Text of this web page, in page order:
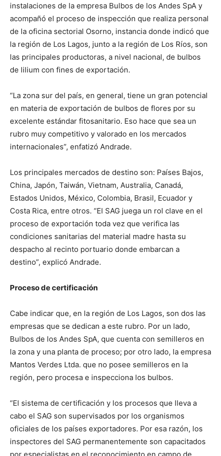
instalaciones de la empresa Bulbos de los Andes SpA y
acompañó el proceso de inspección que realiza personal
de la oficina sectorial Osorno, instancia donde indicó que
la región de Los Lagos, junto a la región de Los Ríos, son
las principales productoras, a nivel nacional, de bulbos
de lilium con fines de exportación.
“La zona sur del país, en general, tiene un gran potencial
en materia de exportación de bulbos de flores por su
excelente estándar fitosanitario. Eso hace que sea un
rubro muy competitivo y valorado en los mercados
internacionales”, enfatizó Andrade.
Los principales mercados de destino son: Países Bajos,
China, Japón, Taiwán, Vietnam, Australia, Canadá,
Estados Unidos, México, Colombia, Brasil, Ecuador y
Costa Rica, entre otros. “El SAG juega un rol clave en el
proceso de exportación toda vez que verifica las
condiciones sanitarias del material madre hasta su
despacho al recinto portuario donde embarcan a
destino”, explicó Andrade.
Proceso de certificación
Cabe indicar que, en la región de Los Lagos, son dos las
empresas que se dedican a este rubro. Por un lado,
Bulbos de los Andes SpA, que cuenta con semilleros en
la zona y una planta de proceso; por otro lado, la empresa
Mantos Verdes Ltda. que no posee semilleros en la
región, pero procesa e inspecciona los bulbos.
“El sistema de certificación y los procesos que lleva a
cabo el SAG son supervisados por los organismos
oficiales de los países exportadores. Por esa razón, los
inspectores del SAG permanentemente son capacitados
por especialistas en el reconocimiento en campo de